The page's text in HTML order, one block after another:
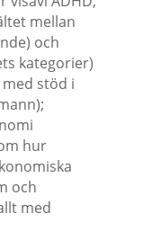
mellan
och
kategorier)
stöd i
hur
och
med